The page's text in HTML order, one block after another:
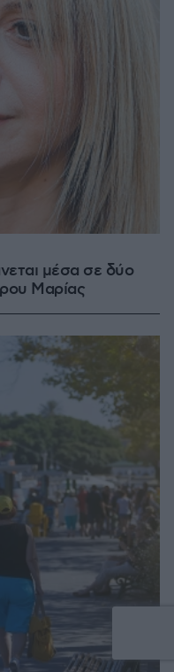
μέσα σε δύο
Μαρίας